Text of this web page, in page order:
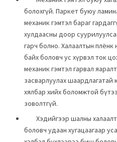
болохгүй. Паркет буюу
механик гэмтэл бараг
хулдаасны доор
гарч болно. Халаалтын
байх боловч ус хүрвэл ток
механик гэмтэл гарвал
засварлуулах шаардлагатай
хялбар хийх боломжтой
зоволтгүй.
Хэдийгээр шалны халаалт
боловч удаан хугацаагаар